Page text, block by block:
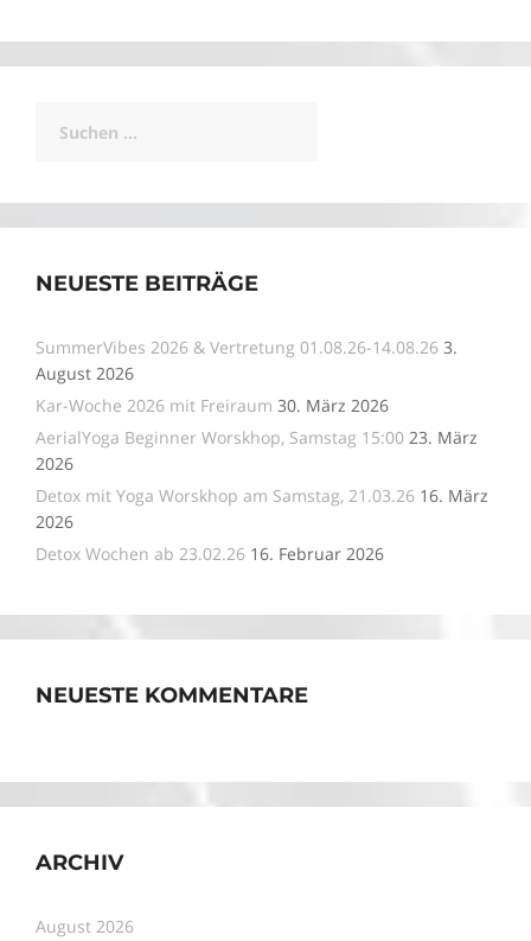
nach:
NEUESTE BEITRÄGE
SummerVibes 2026 & Vertretung 01.08.26-14.08.26 3.
August 2026
Kar-Woche 2026 mit Freiraum 30. März 2026
AerialYoga Beginner Worskhop, Samstag 15:00 23. März
2026
Detox mit Yoga Worskhop am Samstag, 21.03.26 16. März
2026
Detox Wochen ab 23.02.26 16. Februar 2026
NEUESTE KOMMENTARE
ARCHIV
August 2026